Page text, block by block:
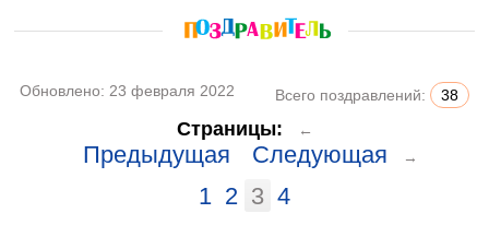
Обновлено: 23 февраля 2022 Всего поздравлений: 38
Страницы: ←
Предыдущая Следующая →
1 2 3 4